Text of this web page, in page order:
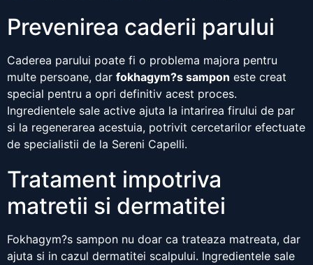
Prevenirea caderii parului
Caderea parului poate fi o problema majora pentru
multe persoane, dar fokhagym?s sampon este creat
special pentru a opri definitiv acest proces.
Ingredientele sale active ajuta la intarirea firului de par
si la regenerarea acestuia, potrivit cercetarilor efectuate
de specialistii de la Sereni Capelli.
Tratament impotriva
matretii si dermatitei
Fokhagym?s sampon nu doar ca trateaza matreata, dar
ajuta si in cazul dermatitei scalpului. Ingredientele sale